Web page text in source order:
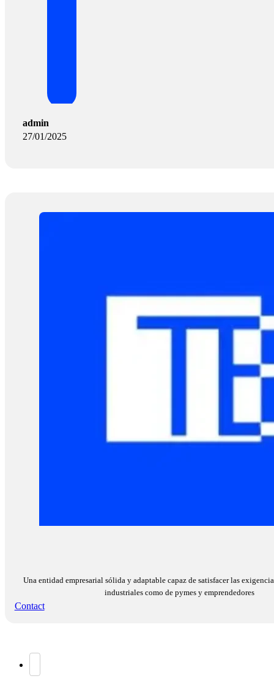
admin
27/01/2025
Una entidad empresarial sólida y adaptable capaz de satisfacer las
industriales como de pymes y emprendedores
Contact